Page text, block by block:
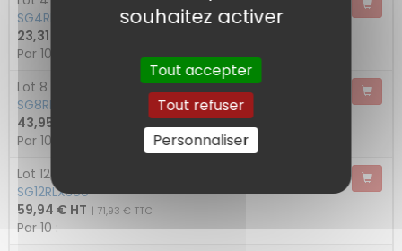
SG4RLX300
23,31 € HT
Par 10 :
Lot 8 rouleaux 300 x 6000
SG8RLX300
43,95 € HT
| 52,74 € TTC
Par 10 :
Lot 12 rouleaux 300 x 6000
SG12RLX300
59,94 € HT | 71,93 € TTC
Par 10 :
souhaitez activer
Tout accepter
Tout refuser
Personnaliser